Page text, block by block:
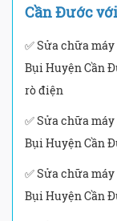
Cần Đước
✅ Sửa chữa
Bụi Huyện Cần
rò điện
✅ Sửa chữa
Bụi Huyện Cần
✅ Sửa chữa
Bụi Huyện Cần